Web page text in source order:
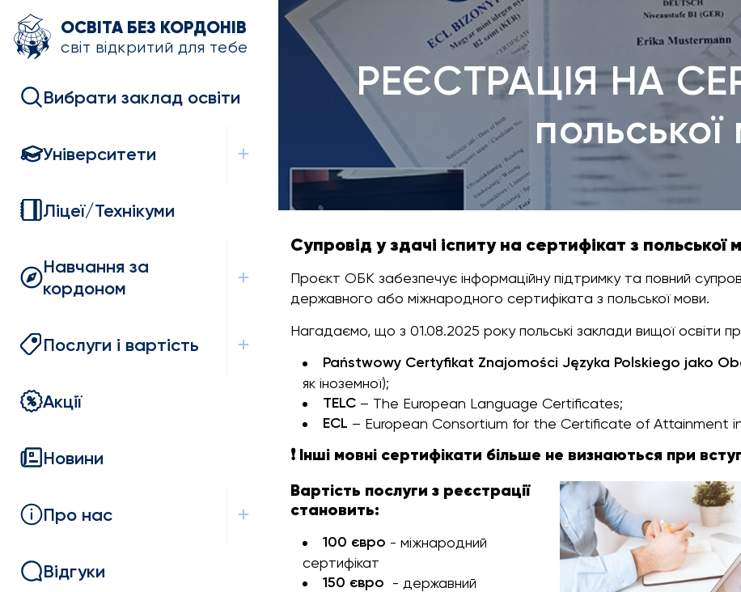
ОСВІТА БЕЗ КОРДОНІВ
світ відкритий для тебе
Вибрати заклад освіти
Університети
Ліцеї/Технікуми
Навчання за
кордоном
Послуги і вартість
Акції
Новини
Про нас
Відгуки
РЕЄСТРАЦІЯ НА
Супровід у здачі іспиту на сертифікат з
Проєкт ОБК забезпечує інформаційну підтримку та повний
державного або міжнародного сертифіката з польської мови.
Нагадаємо, що з 01.08.2025 року польські заклади вищої освіти
Państwowy Certyfikat Znajomości Języka Polskiego jako
як іноземної);
TELC– The European Language Certificates;
ECL – European Consortium for the Certificate of Attainment
❗ Інші мовні сертифікати більше не визнаються при
Вартість послуги з реєстрації
становить:
100 євро - міжнародний
сертифікат
150 євро - державний